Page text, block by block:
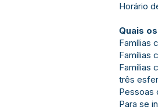
Horário
Quais
Famílias
Famílias
Famílias
três
Pessoas
Para se